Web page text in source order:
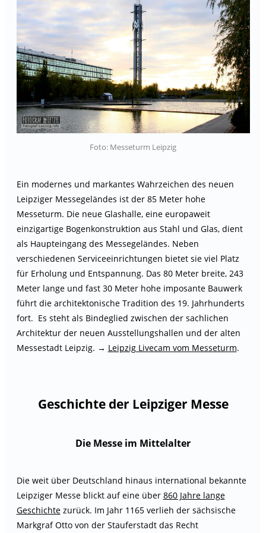
Foto: Messeturm Leipzig
Ein modernes und markantes Wahrzeichen des neuen
Leipziger Messegeländes ist der 85 Meter hohe
Messeturm. Die neue Glashalle, eine europaweit
einzigartige Bogenkonstruktion aus Stahl und Glas, dient
als Haupteingang des Messegeländes. Neben
verschiedenen Serviceeinrichtungen bietet sie viel Platz
für Erholung und Entspannung. Das 80 Meter breite, 243
Meter lange und fast 30 Meter hohe imposante Bauwerk
führt die architektonische Tradition des 19. Jahrhunderts
fort. Es steht als Bindeglied zwischen der sachlichen
Architektur der neuen Ausstellungshallen und der alten
Messestadt Leipzig. → Leipzig Livecam vom Messeturm.
Geschichte der Leipziger Messe
Die Messe im Mittelalter
Die weit über Deutschland hinaus international bekannte
Leipziger Messe blickt auf eine über 860 Jahre lange
Geschichtezurück. Im Jahr 1165 verlieh der sächsische
Markgraf Otto von der Stauferstadt das Recht